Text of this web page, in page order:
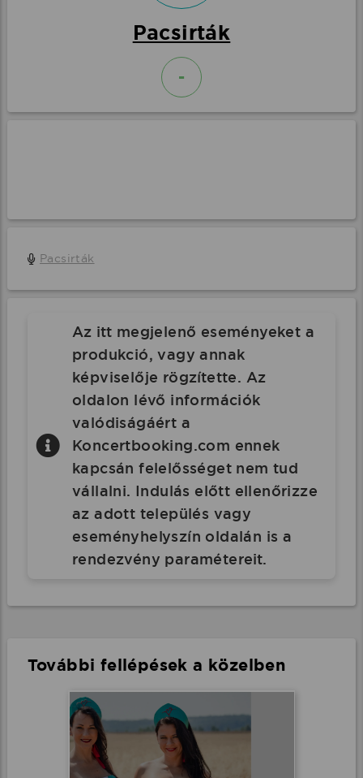
Pacsirták
-
Pacsirták
Az itt megjelenő eseményeket a
produkció, vagy annak
képviselője rögzítette. Az
oldalon lévő információk
valódiságáért a
Koncertbooking.com ennek
kapcsán felelősséget nem tud
vállalni. Indulás előtt ellenőrizze
az adott település vagy
eseményhelyszín oldalán is a
rendezvény paramétereit.
További fellépések a közelben